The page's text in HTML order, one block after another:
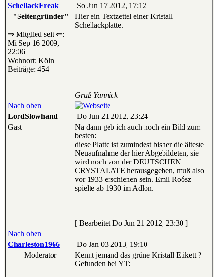
SchellackFreak
So Jun 17 2012, 17:12
"Seitengründer"
⇒ Mitglied seit ⇐:
Mi Sep 16 2009,
22:06
Wohnort: Köln
Beiträge: 454
Hier ein Textzettel einer Kristall
Schellackplatte.
Gruß Yannick
Nach oben
LordSlowhand
Do Jun 21 2012, 23:24
Gast
Na dann geb ich auch noch ein Bild zum
besten:
diese Platte ist zumindest bisher die älteste
Neuaufnahme der hier Abgebildeten, sie
wird noch von der DEUTSCHEN
CRYSTALATE herausgegeben, muß also
vor 1933 erschienen sein. Emil Roósz
spielte ab 1930 im Adlon.
[ Bearbeitet Do Jun 21 2012, 23:30 ]
Nach oben
Charleston1966
Do Jan 03 2013, 19:10
Moderator
Kennt jemand das grüne Kristall Etikett ?
Gefunden bei YT: